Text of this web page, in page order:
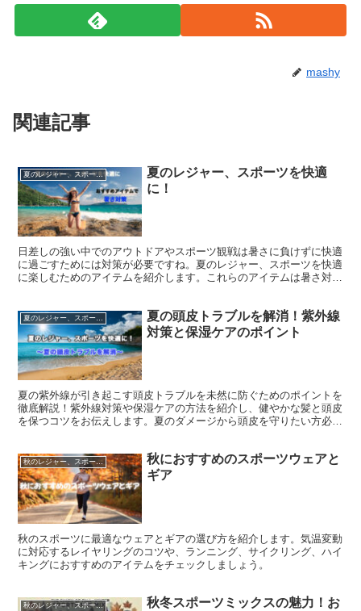
mashy
関連記事
夏のレジャー、スポーツを快適に
夏のレジャー、スポーツを快適
に！
日差しの強い中でのアウトドアやスポーツ観戦は暑さに負けずに快適
に過ごすためには対策が必要ですね。夏のレジャー、スポーツを快適
に楽しむためのアイテムを紹介します。これらのアイテムは暑さ対策
夏のレジャー、スポーツを快適に
夏の頭皮トラブルを解消！紫外線
対策と保湿ケアのポイント
夏の紫外線が引き起こす頭皮トラブルを未然に防ぐためのポイントを
徹底解説！紫外線対策や保湿ケアの方法を紹介し、健やかな髪と頭皮
を保つコツをお伝えします。夏のダメージから頭皮を守りたい方必見
秋のレジャー、スポーツを快適に！
秋におすすめのスポーツウェアと
ギア
秋のスポーツに最適なウェアとギアの選び方を紹介します。気温変動
に対応するレイヤリングのコツや、ランニング、サイクリング、ハイ
キングにおすすめのアイテムをチェックしましょう。
秋のレジャー、スポーツを快適に！
秋冬スポーツミックスの魅力！お